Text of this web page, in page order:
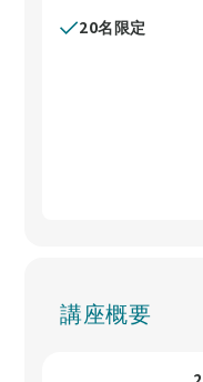
20名限定
講座概要